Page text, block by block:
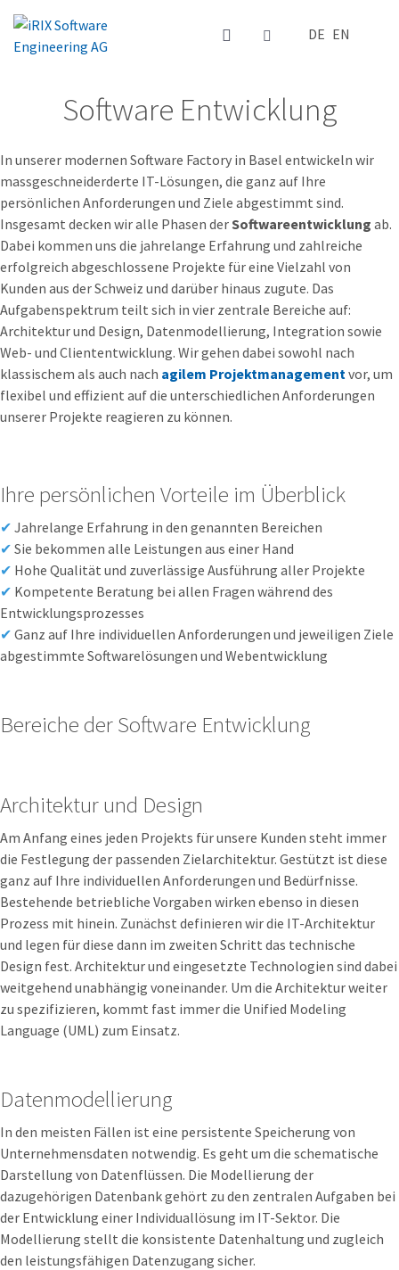
Sprache
DE EN
Software Entwicklung
In unserer modernen Software Factory in Basel entwickeln wir
massgeschneiderderte IT-Lösungen, die ganz auf Ihre
persönlichen Anforderungen und Ziele abgestimmt sind.
Insgesamt decken wir alle Phasen derSoftwareentwicklung ab.
Dabei kommen uns die jahrelange Erfahrung und zahlreiche
erfolgreich abgeschlossene Projekte für eine Vielzahl von
Kunden aus der Schweiz und darüber hinaus zugute. Das
Aufgabenspektrum teilt sich in vier zentrale Bereiche auf:
Architektur und Design, Datenmodellierung, Integration sowie
Web- und Cliententwicklung. Wir gehen dabei sowohl nach
klassischem als auch nach agilem Projektmanagementvor, um
flexibel und effizient auf die unterschiedlichen Anforderungen
unserer Projekte reagieren zu können.
Ihre persönlichen Vorteile im Überblick
✔ Jahrelange Erfahrung in den genannten Bereichen
✔ Sie bekommen alle Leistungen aus einer Hand
✔ Hohe Qualität und zuverlässige Ausführung aller Projekte
✔ Kompetente Beratung bei allen Fragen während des
Entwicklungsprozesses
✔ Ganz auf Ihre individuellen Anforderungen und jeweiligen Ziele
abgestimmte Softwarelösungen und Webentwicklung
Bereiche der Software Entwicklung
Architektur und Design
Am Anfang eines jeden Projekts für unsere Kunden steht immer
die Festlegung der passenden Zielarchitektur. Gestützt ist diese
ganz auf Ihre individuellen Anforderungen und Bedürfnisse.
Bestehende betriebliche Vorgaben wirken ebenso in diesen
Prozess mit hinein. Zunächst definieren wir die IT-Architektur
und legen für diese dann im zweiten Schritt das technische
Design fest. Architektur und eingesetzte Technologien sind dabei
weitgehend unabhängig voneinander. Um die Architektur weiter
zu spezifizieren, kommt fast immer die Unified Modeling
Language (UML) zum Einsatz.
Datenmodellierung
In den meisten Fällen ist eine persistente Speicherung von
Unternehmensdaten notwendig. Es geht um die schematische
Darstellung von Datenflüssen. Die Modellierung der
dazugehörigen Datenbank gehört zu den zentralen Aufgaben bei
der Entwicklung einer Individuallösung im IT-Sektor. Die
Modellierung stellt die konsistente Datenhaltung und zugleich
den leistungsfähigen Datenzugang sicher.